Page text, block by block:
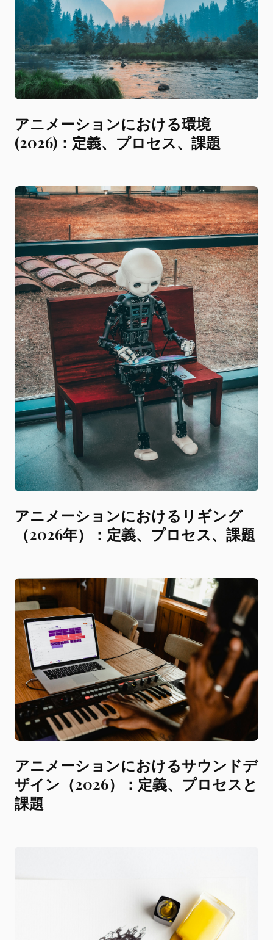
アニメーションにおける環境
(2026)：定義、プロセス、課題
アニメーションにおけるリギング
（2026年）：定義、プロセス、課題
アニメーションにおけるサウンドデ
ザイン（2026）：定義、プロセスと
課題